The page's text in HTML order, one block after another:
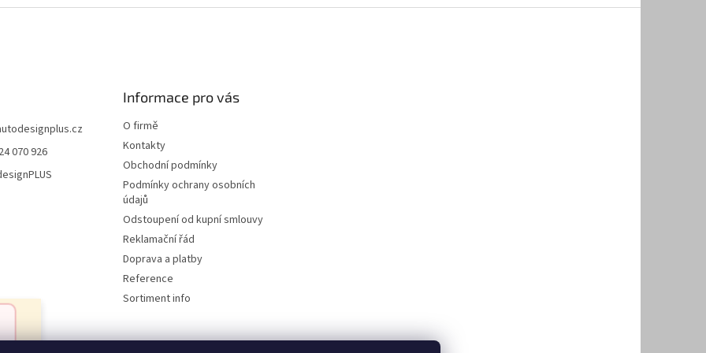
v
070 926
Informace pro vás
O firmě
Kontakty
Obchodní podmínky
Podmínky ochrany osobních
údajů
Odstoupení od kupní smlouvy
Reklamační řád
Doprava a platby
Reference
Sortiment info